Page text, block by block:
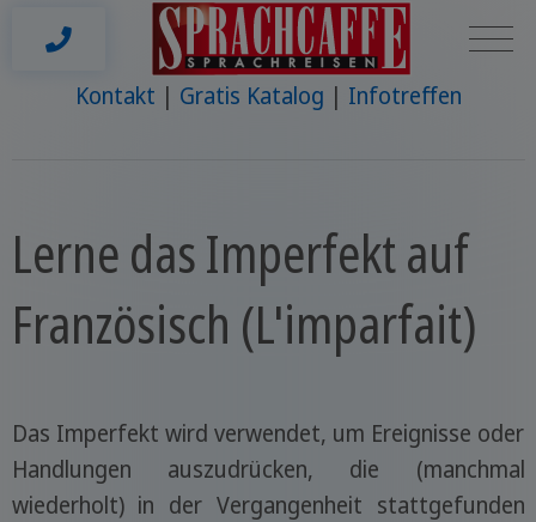
Kontakt Gratis Katalog Infotreffen
Lerne das Imperfekt auf
Französisch (L'imparfait)
Das Imperfekt wird verwendet, um Ereignisse oder
Handlungen auszudrücken, die (manchmal
wiederholt) in der Vergangenheit stattgefunden